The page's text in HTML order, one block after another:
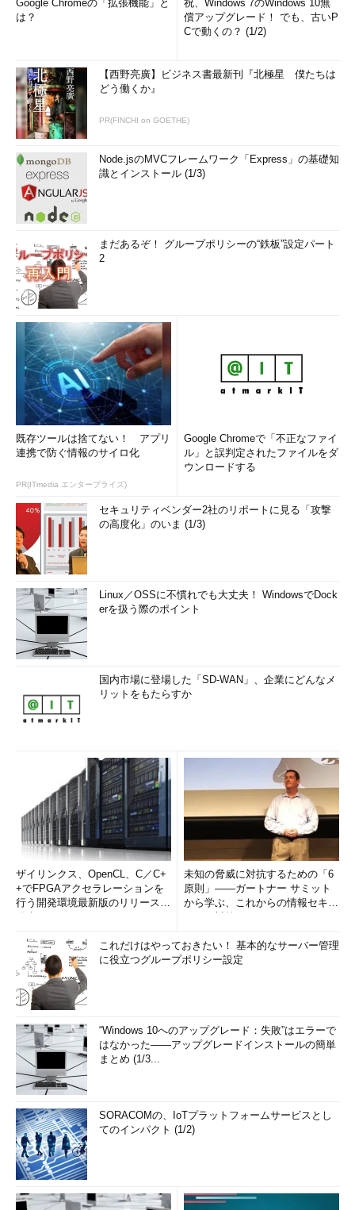
Google Chromeの「拡張機能」と
は？
祝、Windows 7のWindows 10無
償アップグレード！ でも、古いP
Cで動くの？ (1/2)
【西野亮廣】ビジネス書最新刊『北極星 僕たちは
どう働くか』
PR(FINCHI on GOETHE)
Node.jsのMVCフレームワーク「Express」の基礎知
識とインストール (1/3)
まだあるぞ！ グループポリシーの“鉄板”設定パート
2
既存ツールは捨てない！ アプリ
連携で防ぐ情報のサイロ化
PR(ITmedia エンタープライズ)
Google Chromeで「不正なファイ
ル」と誤判定されたファイルをダ
ウンロードする
セキュリティベンダー2社のリポートに見る「攻撃
の高度化」のいま (1/3)
Linux／OSSに不慣れでも大丈夫！ WindowsでDock
erを扱う際のポイント
国内市場に登場した「SD-WAN」、企業にどんなメ
リットをもたらすか
ザイリンクス、OpenCL、C／C+
+でFPGAアクセラレーションを
行う開発環境最新版のリリースを
未知の脅威に対抗するための「6
原則」――ガートナー サミット
から学ぶ、これからの情報セキュ
これだけはやっておきたい！ 基本的なサーバー管理
に役立つグループポリシー設定
“Windows 10へのアップグレード：失敗”はエラーで
はなかった――アップグレードインストールの簡単
まとめ (1/3...
SORACOMの、IoTプラットフォームサービスとし
てのインパクト (1/2)